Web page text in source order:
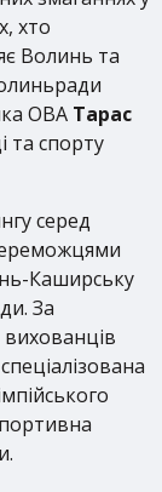
хто
Волинь та
ОВА Тарас
та спорту
серед
Каширську
За